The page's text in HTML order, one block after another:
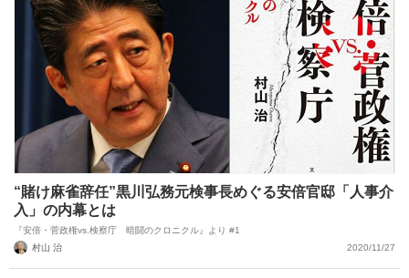
“賭け麻雀辞任”黒川弘務元検事長めぐる安倍官邸「人事介
入」の内幕とは
『安倍・菅政権vs.検察庁 暗闘のクロニクル』より #1
村山 治
2020/11/27